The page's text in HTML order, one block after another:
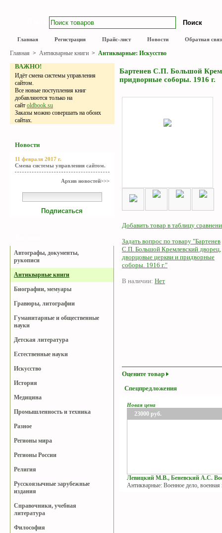
Главная Регистрация Прайс-лист Новости Обратная
Главная > Антикварные книги > Антикварные: Искусство
ВАЖНО!
Идёт смена системы управления
сайтом.
Все новые поступления книг
добавляются только на
сайт oldbook.su
Заказы можно совершать на обоих
сайтах.
Новости
11 февраля 2017 г.
Смена системы управления сайтом.
Архив новостей>>>
Автографы, документы,
рукописи
Антикварные книги
Биографии, мемуары
Гравюры, литографии
Гуманитарные и общественные
науки
Детская литература
Естественные науки
Искусство
История
Медицина
Промышленность и техника
Разное
Регионы мира
Регионы России
Религия
Русскоязычные зарубежные
издания
Справочники, учебная
литература
Философия
Бартенев С.П. Большой
придворные соборы. 1916 г.
Добавить товар в таблицу
Задать вопрос по товару "Бартенев
С.П. Большой Кремлевский дворец,
дворцовые церкви и придворные
соборы. 1916 г."
В наличии: Нет
Оцените товар
Спецпредложения
Новая цена
23000 руб.
Левицкий М.В., Беневский А.С.
Антикварные: Военное дело, военная